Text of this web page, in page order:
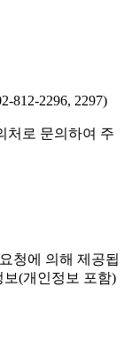
812-2296, 2297)
처로 문의하여 주
청에 의해 제공됩
보(개인정보 포함)